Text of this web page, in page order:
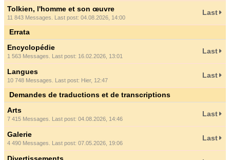
Tolkien, l'homme et son œuvre
11 843 Messages. Last post: 04.08.2026, 14:00
Last
Errata
Encyclopédie
1 563 Messages. Last post: 16.02.2026, 13:01
Last
Langues
10 748 Messages. Last post: Hier, 12:47
Last
Demandes de traductions et de transcriptions
Arts
7 415 Messages. Last post: 04.08.2026, 14:46
Last
Galerie
4 490 Messages. Last post: 07.05.2026, 19:06
Last